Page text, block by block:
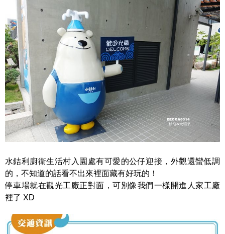
水銡利廚衛生活村入園處有可愛的公仔迎接，外觀還蠻低調
的，不知道的話看不出來裡面藏有好玩的！
停車場就在觀光工廠正對面，可別像我們一樣開進人家工廠
裡了 XD